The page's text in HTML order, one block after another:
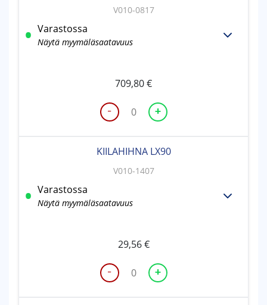
-
POHJALEVY
LX90
+
V010-0817
Varastossa
Näytä myymäläsaatavuus
709,80€
-
KIILAHIHNA
LX90
+
KIILAHIHNA LX90
V010-1407
Varastossa
Näytä myymäläsaatavuus
29,56€